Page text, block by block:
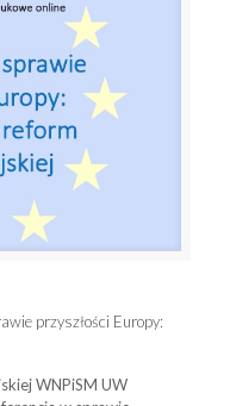
przyszłości Europy:
WNPiSM UW